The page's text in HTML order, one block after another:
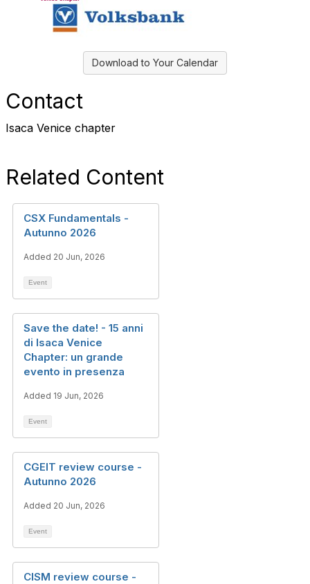
Download to Your Calendar
Contact
Isaca Venice chapter
Related Content
CSX Fundamentals -
Autunno 2026
Added 20 Jun, 2026
Event
Save the date! - 15 anni
di Isaca Venice
Chapter: un grande
evento in presenza
Added 19 Jun, 2026
Event
CGEIT review course -
Autunno 2026
Added 20 Jun, 2026
Event
CISM review course -